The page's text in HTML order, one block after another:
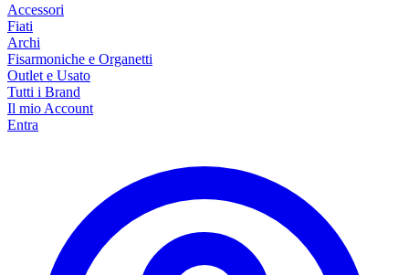
Accessori
Fiati
Archi
Fisarmoniche e Organetti
Outlet e Usato
Tutti i Brand
Il mio Account
Entra